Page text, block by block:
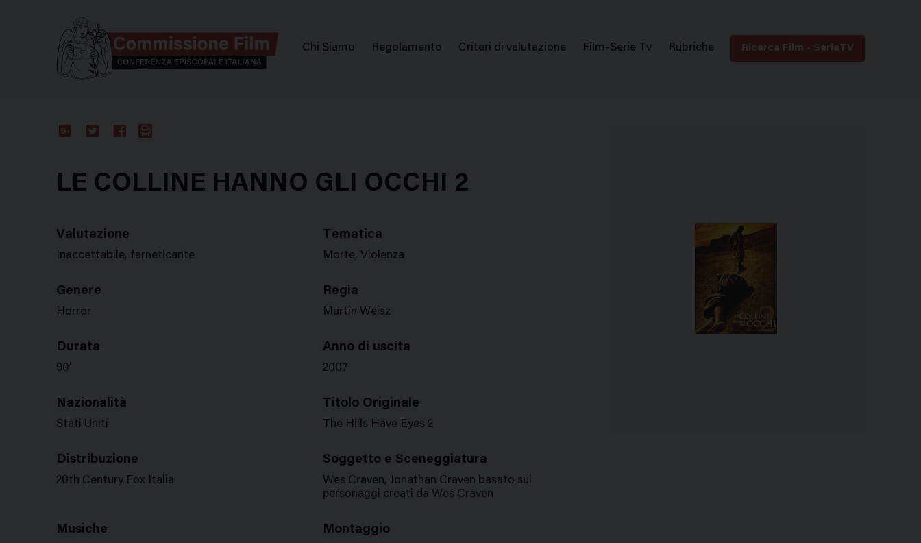
Menu
Chi Siamo Regolamento Criteri di valutazione Film-Serie Tv Rubriche Ricerca Film - SerieTV
LE COLLINE HANNO GLI OCCHI 2
Valutazione
Inaccettabile, farneticante
Tematica
Morte, Violenza
Genere
Horror
Regia
Martin Weisz
Durata
90'
Anno di uscita
2007
Nazionalità
Stati Uniti
Titolo Originale
The Hills Have Eyes 2
Distribuzione
20th Century Fox Italia
Soggetto e Sceneggiatura
Wes Craven, Jonathan Craven basato sui
personaggi creati da Wes Craven
Musiche Montaggio